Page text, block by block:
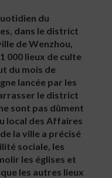
du
dans le district
de Wenzhou,
000 lieux de culte
du mois de
lancée par les
le district
sont pas dûment
local des Affaires
la ville a précisé
sociale, les
les églises et
les autres lieux